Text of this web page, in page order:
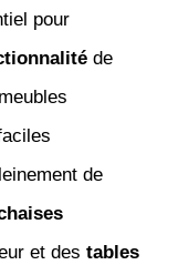
pour
de
de
et des tables